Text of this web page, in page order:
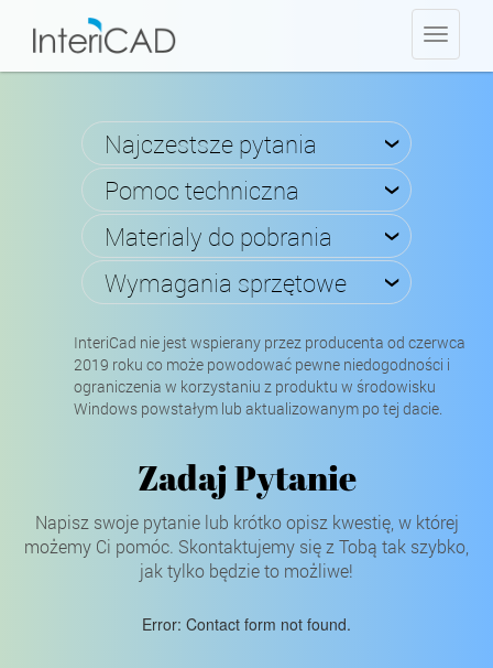
Toggle
Najczestsze pytania ›
Pomoc techniczna ›
Materialy do pobrania ›
Wymagania sprzętowe ›
InteriCad nie jest wspierany przez producenta od czerwca
2019 roku co może powodować pewne niedogodności i
ograniczenia w korzystaniu z produktu w środowisku
Windows powstałym lub aktualizowanym po tej dacie.
Zadaj Pytanie
Napisz swoje pytanie lub krótko opisz kwestię, w której
możemy Ci pomóc. Skontaktujemy się z Tobą tak szybko,
jak tylko będzie to możliwe!
Error: Contact form not found.